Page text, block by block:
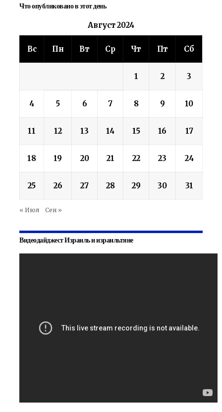
Что опубликовано в этот день
Август 2024
Вс Пн Вт Ср Чт Пт Сб
1 2 3
4 5 6 7 8 9 10
11 12 13 14 15 16 17
18 19 20 21 22 23 24
25 26 27 28 29 30 31
« Июл Сен »
Видеодайджест Израиль и израильтяне